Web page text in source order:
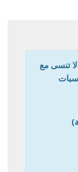
تنسى مع